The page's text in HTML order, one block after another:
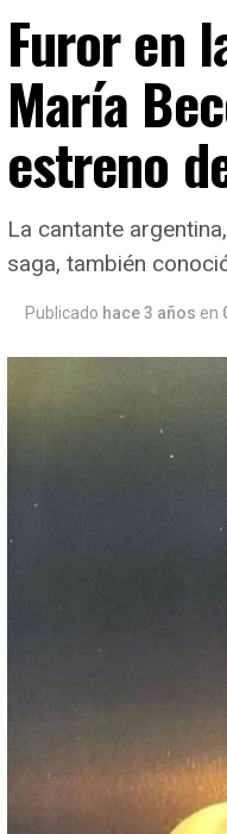
Furor en
María
estreno
La cantante
saga, también
Publicado hace 3 años en